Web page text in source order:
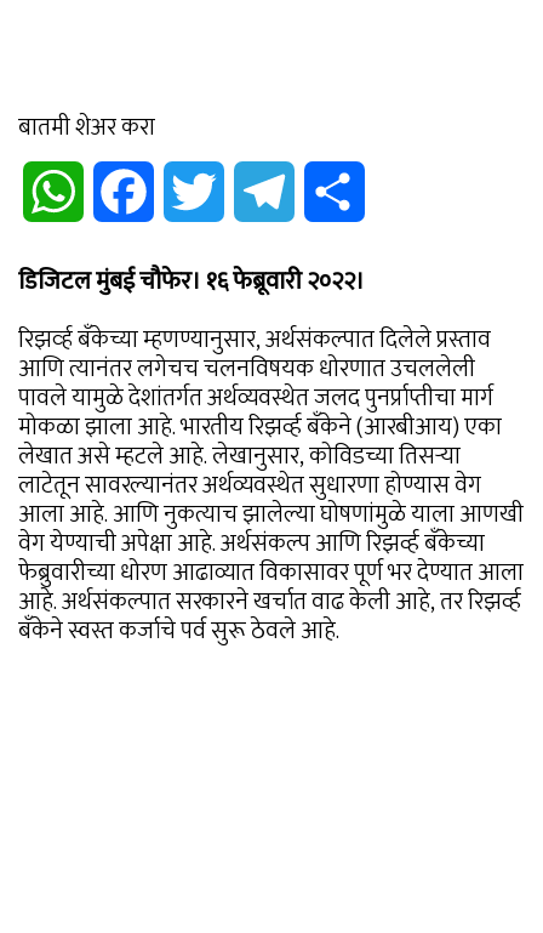
बातमी शेअर करा
WhatsApp Facebook Twitter Telegram
डिजिटल मुंबई चौफेर। १६ फेब्रूवारी २०२२।
रिझव्‍‌र्ह बँकेच्या म्हणण्यानुसार, अर्थसंकल्पात दिलेले प्रस्ताव
आणि त्यानंतर लगेचच चलनविषयक धोरणात उचललेली
पावले यामुळे देशांतर्गत अर्थव्यवस्थेत जलद पुनर्प्राप्तीचा मार्ग
मोकळा झाला आहे. भारतीय रिझर्व्ह बँकेने (आरबीआय) एका
लेखात असे म्हटले आहे. लेखानुसार, कोविडच्या तिसर्‍या
लाटेतून सावरल्यानंतर अर्थव्यवस्थेत सुधारणा होण्यास वेग
आला आहे. आणि नुकत्याच झालेल्या घोषणांमुळे याला आणखी
वेग येण्याची अपेक्षा आहे. अर्थसंकल्प आणि रिझर्व्ह बँकेच्या
फेब्रुवारीच्या धोरण आढाव्यात विकासावर पूर्ण भर देण्यात आला
आहे. अर्थसंकल्पात सरकारने खर्चात वाढ केली आहे, तर रिझर्व्ह
बँकेने स्वस्त कर्जाचे पर्व सुरू ठेवले आहे.